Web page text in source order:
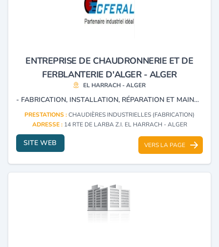
ENTREPRISE DE CHAUDRONNERIE ET DE
FERBLANTERIE D'ALGER - ALGER
EL HARRACH - ALGER
- FABRICATION, INSTALLATION, RÉPARATION ET MAINTENANCE DE CHAUDIÈRES INDUSTRIELLES (VAPEUR DE 500 KG/V/H 20.000 KG/V/H, EAU SURCHAUFFÉE DE 630.000 KCAL/H 10.000.000 KCAL/H ET EAU CHAUDE DE 360.000 KCAL/H À 10.000.000 KCAL/H), Y COMPRIS AUX NORMES ATEX. - FABRICATION D’INCINÉRATEURS AVEC TRAITEMENT DES FUMÉES. - FABRICATION DE TOUS TYPES D'APPAREILS À PRESSION : CUVES À AIR COMPRIMÉ, ÉCHANGEURS, COLLECTEURS DE VAPEUR, DÉGAZEURS, ACCUMULATEURS DE VAPEUR, AUTOCLAVES, ETC. AINSI QUE DES CITERNES DE TOUTES CAPACITÉS. - CONFECTION DES COFFRETS ÉLECTRIQUES POUR TOUS TYPES D’ÉQUIPEMENTS INDUSTRIELS. - CHAUDRONNERIE GÉNÉRALE. - CONSTRUCTION MÉTALLIQUE. - PRESTATIONS D’INCINÉRATION (DÉCHETS SPÉCIAUX). - PRESTATIONS D'ANALYSES DE REJETS GAZEUX, LIQUIDES ET SOLIDES. -ÉTUDES, INSTALLATION ET RÉHABILITATION DE TOUS TYPES DE RÉSEAUX INDUSTRIELS: CHAUFFAGE CENTRAL, VAPEUR, ANTI-INCENDIE, EAU CHAUDE, AIR COMPRIMÉ ET AUTRES FLUIDES. -TRAITEMENT DES EAUX.
PRESTATIONS :CHAUDIÈRES INDUSTRIELLES (FABRICATION)
ADRESSE : 14 RTE DE LARBA Z.I. EL HARRACH - ALGER
SITE WEB VERS LA PAGE